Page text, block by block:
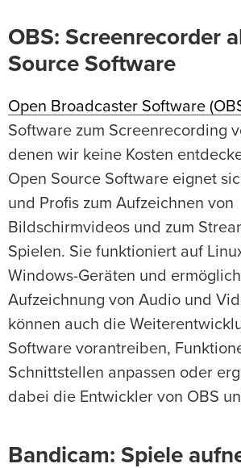
OBS: Screenrecorder
Source Software
Open Broadcaster Software
Software zum Screenrecording
denen wir keine Kosten
Open Source Software eignet
und Profis zum Aufzeichnen von
Bildschirmvideos und zum
Spielen. Sie funktioniert auf
Windows-Geräten und
Aufzeichnung von Audio und
können auch die
Software vorantreiben,
Schnittstellen anpassen oder
dabei die Entwickler von OBS
Bandicam: Spiele